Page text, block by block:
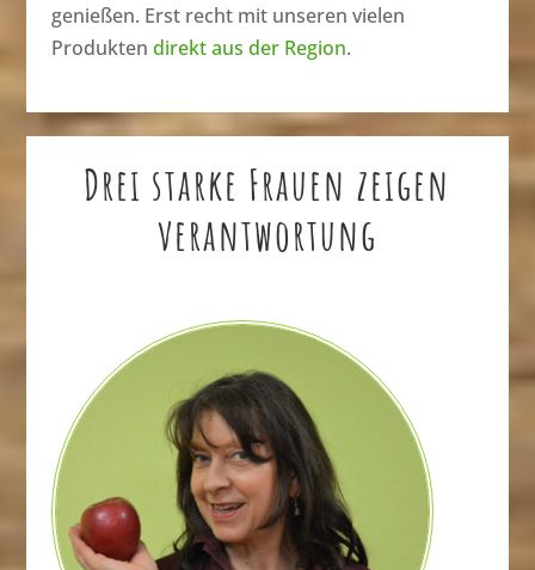
genießen. Erst recht mit unseren vielen
Produkten direkt aus der Region.
Drei starke Frauen zeigen
verantwortung